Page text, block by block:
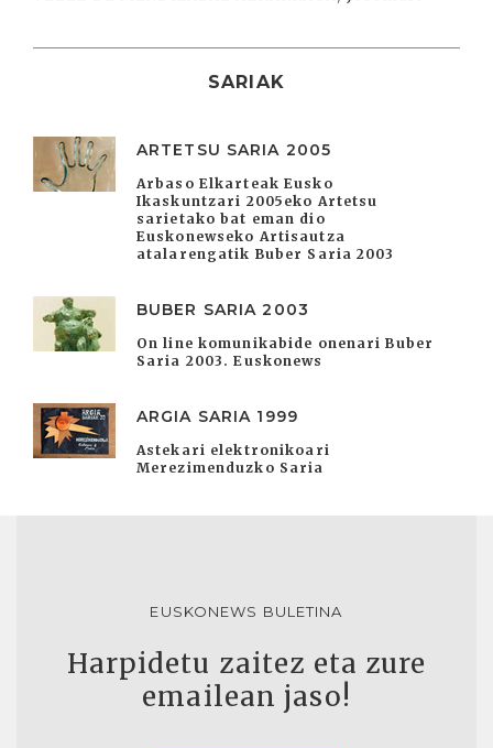
SARIAK
ARTETSU SARIA 2005
Arbaso Elkarteak Eusko
Ikaskuntzari 2005eko Artetsu
sarietako bat eman dio
Euskonewseko Artisautza
atalarengatik Buber Saria 2003
BUBER SARIA 2003
On line komunikabide onenari Buber
Saria 2003. Euskonews
ARGIA SARIA 1999
Astekari elektronikoari
Merezimenduzko Saria
EUSKONEWS BULETINA
Harpidetu zaitez eta zure
emailean jaso!